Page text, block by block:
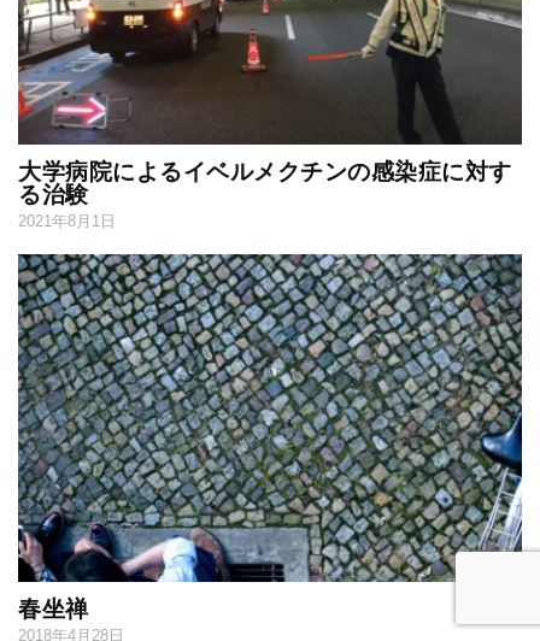
大学病院によるイベルメクチンの感染症に対す
る治験
2021年8月1日
春坐禅
2018年4月28日